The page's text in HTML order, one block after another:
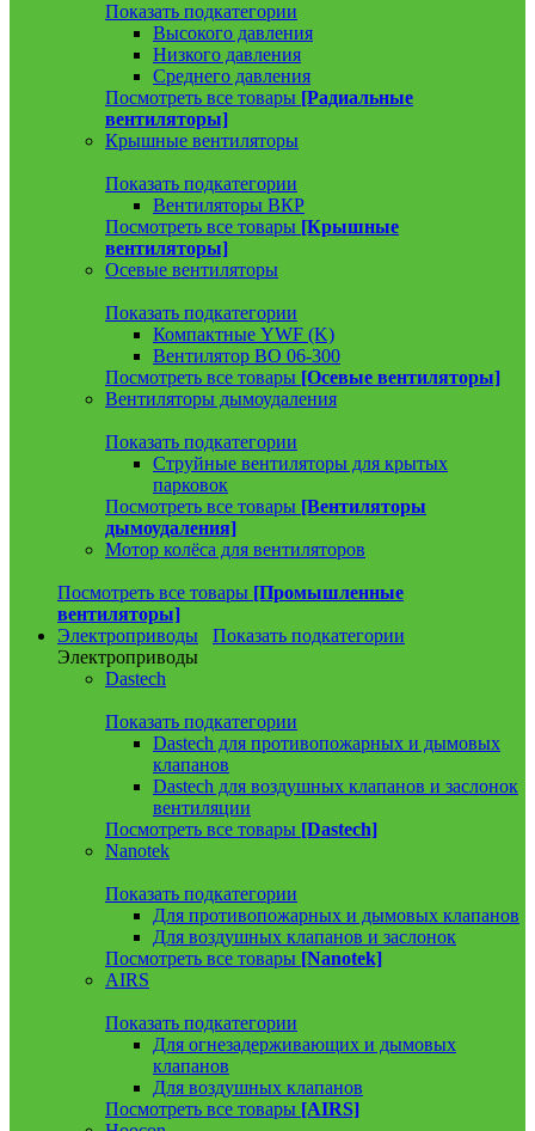
Показать подкатегории
Высокого давления
Низкого давления
Среднего давления
Посмотреть все товары [Радиальные
вентиляторы]
Крышные вентиляторы
Показать подкатегории
Вентиляторы ВКР
Посмотреть все товары [Крышные
вентиляторы]
Осевые вентиляторы
Показать подкатегории
Компактные YWF (K)
Вентилятор ВО 06-300
Посмотреть все товары [Осевые вентиляторы]
Вентиляторы дымоудаления
Показать подкатегории
Струйные вентиляторы для крытых
парковок
Посмотреть все товары [Вентиляторы
дымоудаления]
Мотор колёса для вентиляторов
Посмотреть все товары [Промышленные
вентиляторы]
Электроприводы
Показать подкатегории
Электроприводы
Dastech
Показать подкатегории
Dastech для противопожарных и дымовых
клапанов
Dastech для воздушных клапанов и заслонок
вентиляции
Посмотреть все товары [Dastech]
Nanotek
Показать подкатегории
Для противопожарных и дымовых клапанов
Для воздушных клапанов и заслонок
Посмотреть все товары [Nanotek]
AIRS
Показать подкатегории
Для огнезадерживающих и дымовых
клапанов
Для воздушных клапанов
Посмотреть все товары [AIRS]